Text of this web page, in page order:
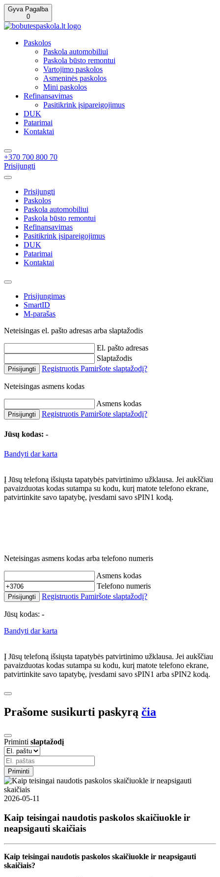
Gyva Pagalba
0
Paskolos
Paskola automobiliui
Paskola būsto remontui
Vartojimo paskolos
Asmeninės paskolos
Mini paskolos
Refinansavimas
Pasitikrink įsipareigojimus
DUK
Patarimai
Kontaktai
+370 700 800 70
Prisijungti
Prisijungti
Paskolos
Paskola automobiliui
Paskola būsto remontui
Refinansavimas
Pasitikrink įsipareigojimus
DUK
Patarimai
Kontaktai
Prisijungimas
SmartID
M-parašas
Neteisingas el. pašto adresas arba slaptažodis
El. pašto adresas
Slaptažodis
Prisijungti Registruotis Pamiršote slaptažodį?
Neteisingas asmens kodas
Asmens kodas
Prisijungti Registruotis Pamiršote slaptažodį?
Jūsų kodas: -
Bandyti dar karta
Į Jūsų telefoną išsiųsta tapatybės patvirtinimo užklausa. Jei aukščiau
pavaizduotas kodas sutampa su kodu, kurį matote telefono ekrane,
patvirtinkite savo tapatybę, įvesdami savo sPIN1 kodą.
Neteisingas asmens kodas arba telefono numeris
Asmens kodas
Telefono numeris
Prisijungti Registruotis Pamiršote slaptažodį?
Jūsų kodas: -
Bandyti dar karta
Į Jūsų telefoną išsiųsta tapatybės patvirtinimo užklausa. Jei aukščiau
pavaizduotas kodas sutampa su kodu, kurį matote telefono ekrane,
patvirtinkite savo tapatybę, įvesdami savo sPIN1 arba sPIN2 kodą.
Prašome susikurti paskyrą čia
Priminti slaptažodį
Priminti
2026-05-11
Kaip teisingai naudotis paskolos skaičiuokle ir
neapsigauti skaičiais
Kaip teisingai naudotis paskolos skaičiuokle ir neapsigauti
skaičiais?